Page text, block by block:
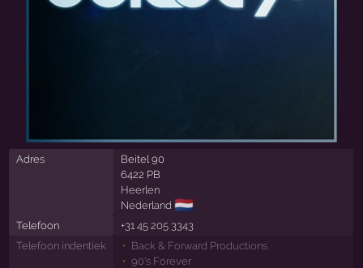
Adres
Beitel 90
6422 PB
Heerlen
Nederland 🇳🇱
Telefoon
+31 45 205 3343
Telefoon indentiek
Back & Forward Productions
90's Forever